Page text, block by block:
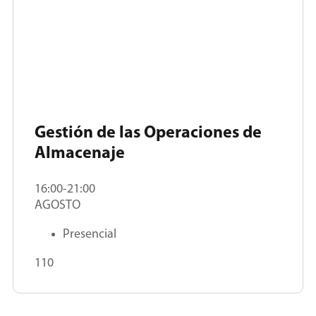
Gestión de las Operaciones de
Almacenaje
16:00-21:00
AGOSTO
Presencial
110